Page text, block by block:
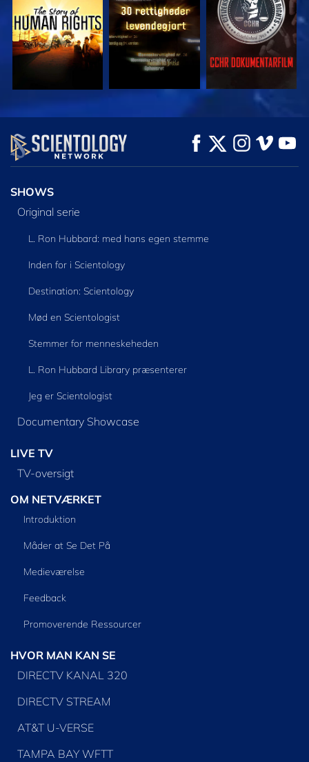
SE UDFORSK SERIEN
SHOWS
Original serie
L. Ron Hubbard: med hans egen stemme
Inden for i Scientology
Destination: Scientology
Mød en Scientologist
Stemmer for menneskeheden
L. Ron Hubbard Library præsenterer
Jeg er Scientologist
Documentary Showcase
LIVE TV
TV-oversigt
OM NETVÆRKET
Introduktion
Måder at Se Det På
Medieværelse
Feedback
Promoverende Ressourcer
HVOR MAN KAN SE
DIRECTV KANAL 320
DIRECTV STREAM
AT&T U-VERSE
TAMPA BAY WFTT